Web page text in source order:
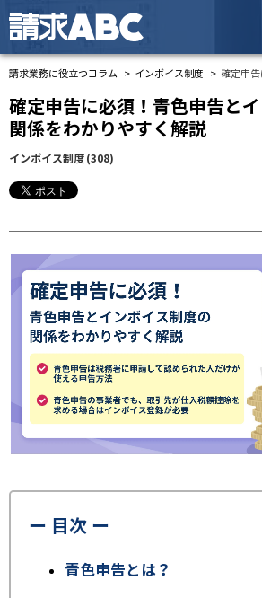
請求業務に役立つコラム インボイス制度 確定申
確定申告に必須！青色申告と
関係をわかりやすく解説
インボイス制度 (308)
ー 目次 ー
青色申告とは？